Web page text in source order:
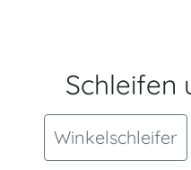
Schleifen
Winkelschleifer